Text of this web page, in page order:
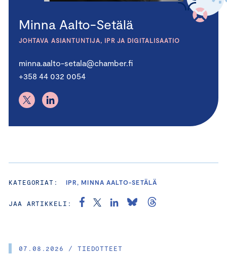
07.08.2026 / TIEDOTTEET
Minna Aalto-Setälä
JOHTAVA ASIANTUNTIJA, IPR JA DIGITALISAATIO
minna.aalto-setala@chamber.fi
+358 44 032 0054
KATEGORIAT: IPR, MINNA AALTO-SETÄLÄ
JAA ARTIKKELI: